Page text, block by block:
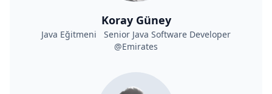
Koray Güney
Java Eğitmeni Senior Java Software Developer
@Emirates